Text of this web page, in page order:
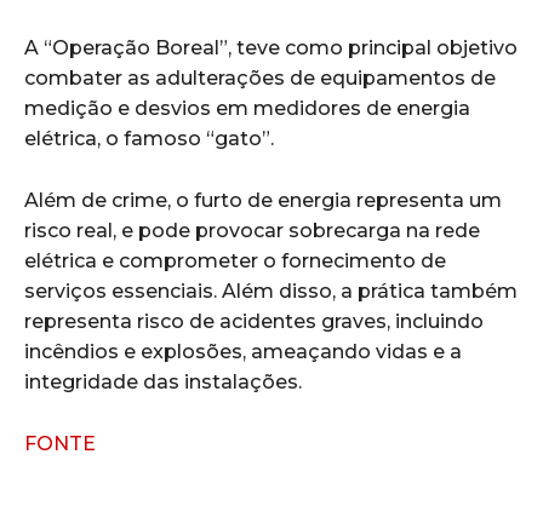
A “Operação Boreal”, teve como principal objetivo
combater as adulterações de equipamentos de
medição e desvios em medidores de energia
elétrica, o famoso “gato”.
Além de crime, o furto de energia representa um
risco real, e pode provocar sobrecarga na rede
elétrica e comprometer o fornecimento de
serviços essenciais. Além disso, a prática também
representa risco de acidentes graves, incluindo
incêndios e explosões, ameaçando vidas e a
integridade das instalações.
FONTE